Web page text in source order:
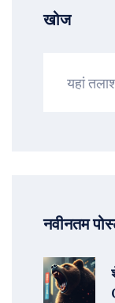
खोज
नवीनतम